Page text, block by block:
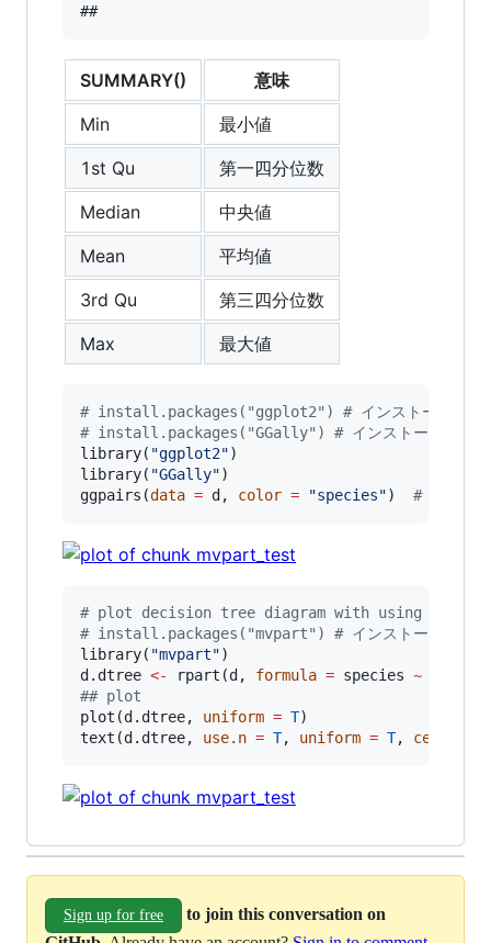
SUMMARY()
意味
Min
最小値
1st Qu
第一四分位数
Median
中央値
Mean
平均値
3rd Qu
第三四分位数
Max
最大値
# install.packages("ggplot2") # インストールしてい
# install.packages("GGally") # インストールしていな
library( "ggplot2")
library( "GGally")
ggpairs(data = d, color = "species") #
# plot decision tree diagram with using mvpart
# install.packages("mvpart") # インストールしていな
library( "mvpart"
d.dtree <- rpart(d, formula = species ~
## plot
plot(d.dtree, uniform = T)
text(d.dtree, use.n = T, uniform = T, cex
Sign up for free
to join this conversation on